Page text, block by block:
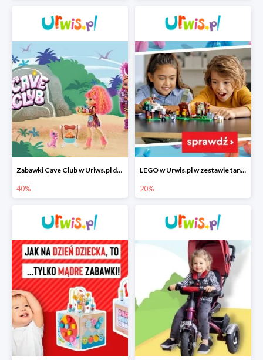
Zabawki Cave Club w Uriws.pl do -40%
40%
LEGO w Urwis.pl w zestawie taniej do -20%
20%